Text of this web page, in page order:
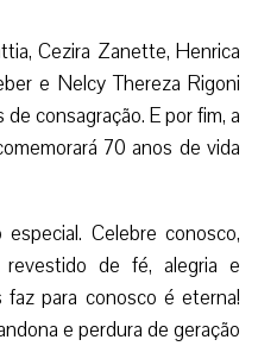
Cezira Zanette, Henrica
e Nelcy Thereza Rigoni
consagração. E por fim, a
70 anos de vida
Celebre conosco,
de fé, alegria e
para conosco é eterna!
e perdura de geração